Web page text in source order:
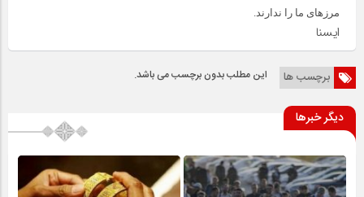
مرزهای ما را ندارند.
ایسنا
برچسب ها این مطلب بدون برچسب می باشد.
دیگر خبرها